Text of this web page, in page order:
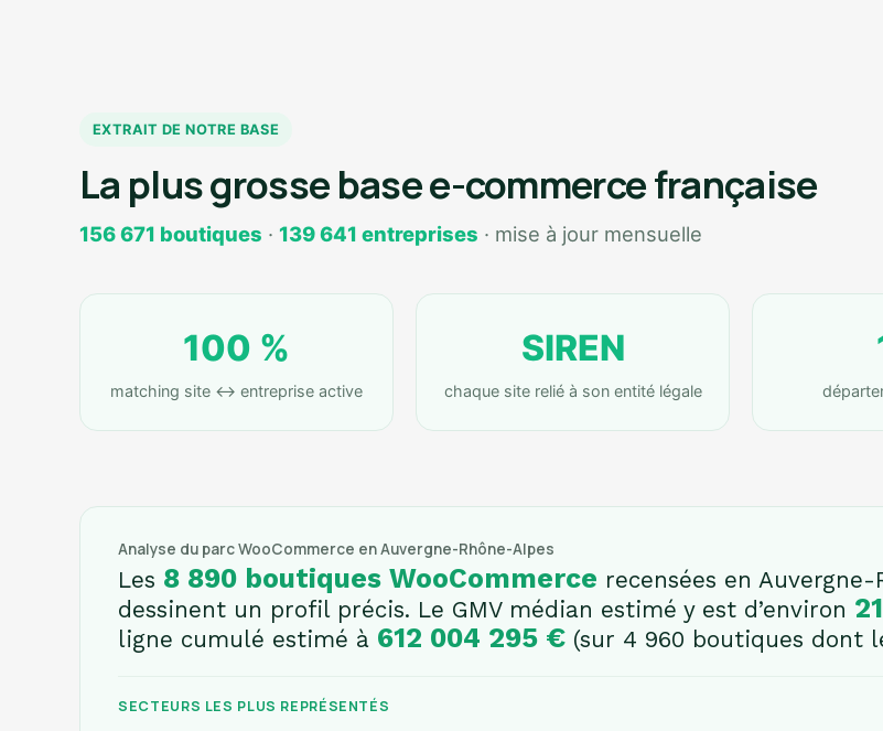
EXTRAIT DE NOTRE BASE
La plus grosse base e-commerce française
156 671 boutiques · 139 641 entreprises · mise à jour mensuelle
100 %
matching site ↔ entreprise active
SIREN
chaque site relié à son entité légale
Analyse du parc WooCommerce en Auvergne-Rhône-Alpes
Les 8 890 boutiques WooCommerce recensées en
dessinent un profil précis. Le GMV médian estimé y est d’environ
ligne cumulé estimé à 612 004 295 € (sur 4 960 boutiques dont
SECTEURS LES PLUS REPRÉSENTÉS